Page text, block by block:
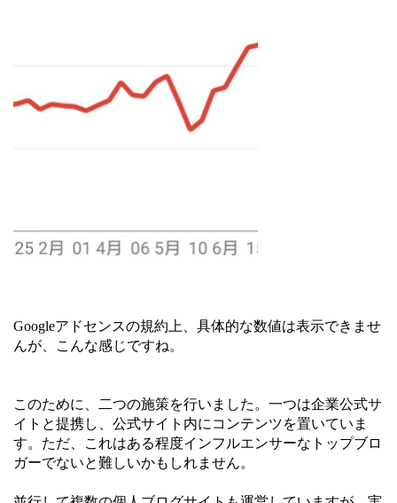
Googleアドセンスの規約上、具体的な数値は表示できませ
んが、こんな感じですね。
このために、二つの施策を行いました。一つは企業公式サ
イトと提携し、公式サイト内にコンテンツを置いていま
す。ただ、これはある程度インフルエンサーなトップブロ
ガーでないと難しいかもしれません。